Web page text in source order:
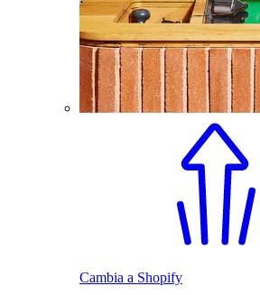
Cambia a Shopify